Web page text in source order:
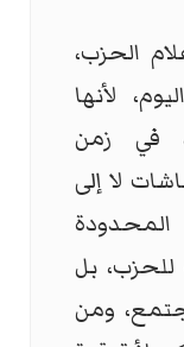
الحزب،
لأنها
في زمن
لا إلى
للحزب، بل
ومن